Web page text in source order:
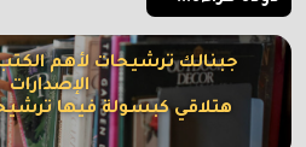
جبنالك ترشيحات لأهم الكتب
الإصدارات
هتلاقي كبسولة فيها